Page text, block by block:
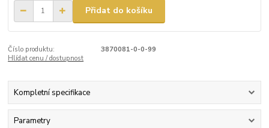
Přidat do košíku
Číslo produktu:
3870081-0-0-99
Hlídat cenu / dostupnost
Kompletní specifikace
Parametry